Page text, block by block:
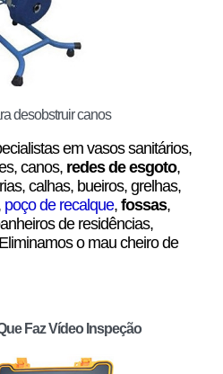
desobstruir canos
em vasos sanitários,
canos, redes de esgoto,
calhas, bueiros, grelhas,
poço de recalque, fossas,
de residências,
o mau cheiro de
Faz Vídeo Inspeção